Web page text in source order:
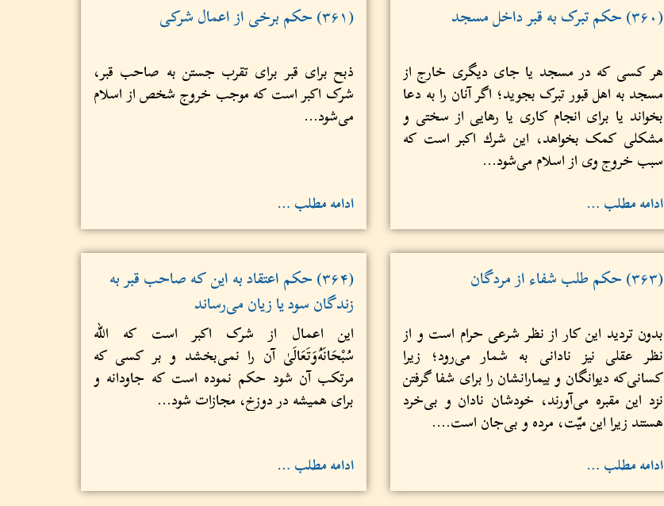
(۳۶۰) حکم تبرک به قبر داخل مسجد
هر کسی که در مسجد یا جای دیگری خارج از
مسجد به اهل قبور تبرک بجوید؛ اگر آنان را به دعا
بخواند یا برای انجام کاری یا رهایی از سختی و
مشکلی کمک بخواهد، این شرك اكبر است که
سبب خروج وی از اسلام می‌شود...
ادامه مطلب …
(۳۶۱) حکم برخی از اعمال شرکی
ذبح برای قبر برای تقرب جستن به صاحب قبر،
شرک اکبر است که موجب خروج شخص از اسلام
می‌شود...
ادامه مطلب …
(۳۶۳) حکم طلب شفاء از مردگان
بدون تردید این کار از نظر شرعی حرام است و از
نظر عقلی نیز نادانی به شمار می‌‌رود؛ زیرا
کسانی‌که دیوانگان و بیمارانشان را برای شفا گرفتن
نزد این مقبره می‌آورند، خودشان نادان و بی‌خرد
هستند زیرا این میّت، مرده و بی‌جان است....
ادامه مطلب …
(۳۶۴) حکم اعتقاد به این که صاحب قبر به
زندگان سود یا زیان می‌رساند
این اعمال از شرک اکبر است که الله
سُبْحَانَهُ‌وَتَعَالَىٰ آن ‌را نمی‌بخشد و بر کسی که
مرتکب آن شود حکم نموده است که جاودانه و
برای همیشه در دوزخ، مجازات شود...
ادامه مطلب …